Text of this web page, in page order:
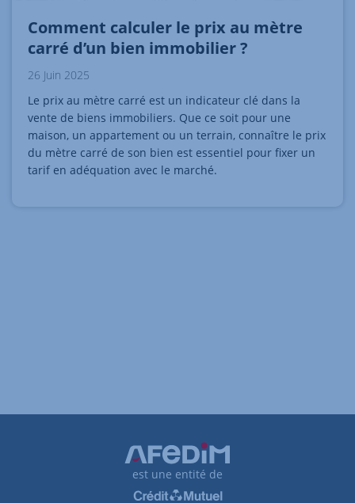
Comment calculer le prix au mètre
carré d’un bien immobilier ?
26 Juin 2025
Le prix au mètre carré est un indicateur clé dans la
vente de biens immobiliers. Que ce soit pour une
maison, un appartement ou un terrain, connaître le prix
du mètre carré de son bien est essentiel pour fixer un
tarif en adéquation avec le marché.
est une entité de